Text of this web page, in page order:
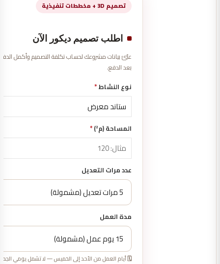
تصميم 3D + مخططات تنفيذية
اطلب تصميم ديكور الآن
بعد الدفع.
نوع النشاط*
المساحة (م²) *
عدد مرات التعديل
مدة العمل
🗓️ أيام العمل من الأحد إلى الخميس — لا تشمل يومي